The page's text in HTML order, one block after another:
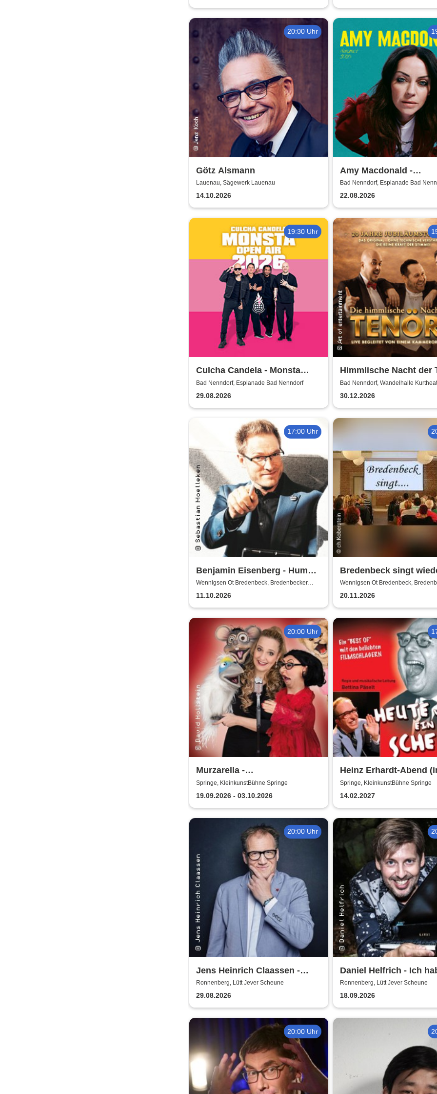
20:00 Uhr
Götz Alsmann
Lauenau, Sägewerk Lauenau
14.10.2026
Amy Macdonald -
Sommershows 2026
Bad Nenndorf, Esplanade Bad
22.08.2026
19:30 Uhr
Culcha Candela - Monsta
Open Air
Bad Nenndorf, Esplanade Bad Nenndorf
29.08.2026
Himmlische Nacht der
- Das Original - Live
technische Verstärkung
Bad Nenndorf, Wandelhalle
30.12.2026
17:00 Uhr
Benjamin Eisenberg - Humor-
Offensive
Wennigsen Ot Bredenbeck, Bredenbecker
Scheune
11.10.2026
Bredenbeck singt
Joachim Buthe
Wennigsen Ot Bredenbeck,
Scheune
20.11.2026
20:00 Uhr
Murzarella -
Bauchgesänge...Best Of
Springe, KleinkunstBühne Springe
19.09.2026 - 03.10.2026
Heinz Erhardt-Abend
Getränke)
Springe, KleinkunstBühne Springe
14.02.2027
20:00 Uhr
Jens Heinrich Claassen -
Keine Ursache
Ronnenberg, Lütt Jever Scheune
29.08.2026
Daniel Helfrich - Ich
gerade noch gefehlt
Ronnenberg, Lütt Jever Scheune
18.09.2026
20:00 Uhr